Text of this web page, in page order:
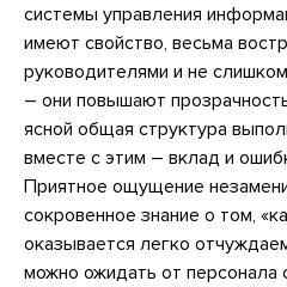
системы управления
имеют свойство, весьма
руководителями и не
– они повышают
ясной общая структура
вместе с этим – вклад и
Приятное ощущение
сокровенное знание о том,
оказывается легко
можно ожидать от персонала